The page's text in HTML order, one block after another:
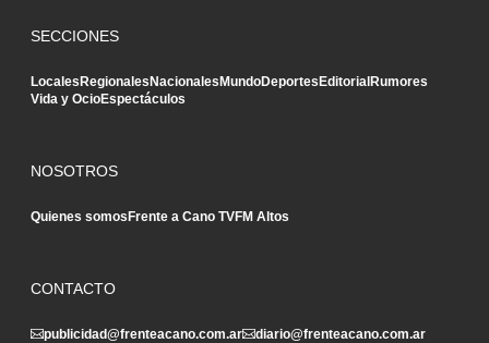
SECCIONES
Locales Regionales Nacionales MundoDeportes Editorial Rumores
Vida y OcioEspectáculos
NOSOTROS
Quienes somos Frente a Cano TVFM Altos
CONTACTO
publicidad@frenteacano.com.ar diario@frenteacano.com.ar